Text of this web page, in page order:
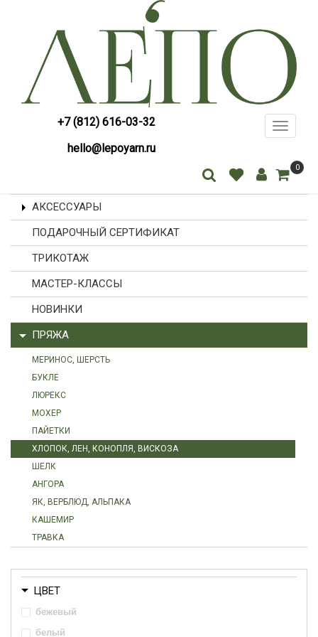
+7 (812) 616-03-32
hello@lepoyarn.ru
Toggle
0
АКСЕССУАРЫ
ПОДАРОЧНЫЙ СЕРТИФИКАТ
ТРИКОТАЖ
МАСТЕР-КЛАССЫ
НОВИНКИ
ПРЯЖА
МЕРИНОС, ШЕРСТЬ
БУКЛЕ
ЛЮРЕКС
МОХЕР
ПАЙЕТКИ
ХЛОПОК, ЛЕН, КОНОПЛЯ, ВИСКОЗА
ШЕЛК
АНГОРА
ЯК, ВЕРБЛЮД, АЛЬПАКА
КАШЕМИР
ТРАВКА
ЦВЕТ
бежевый
белый